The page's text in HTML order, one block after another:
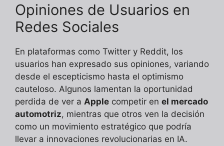
Opiniones de Usuarios en
Redes Sociales
En plataformas como Twitter y Reddit, los
usuarios han expresado sus opiniones, variando
desde el escepticismo hasta el optimismo
cauteloso. Algunos lamentan la oportunidad
perdida de ver a Apple competir en el mercado
automotriz, mientras que otros ven la decisión
como un movimiento estratégico que podría
llevar a innovaciones revolucionarias en IA.